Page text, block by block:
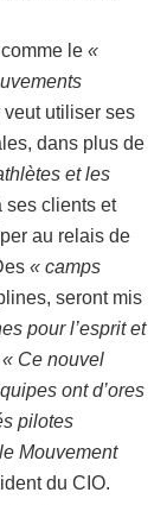
le «
veut utiliser ses
dans plus de
et les
ses clients et
au relais de
« camps
seront mis
pour l’esprit et
« Ce nouvel
ont d’ores
pilotes
Mouvement
du CIO.